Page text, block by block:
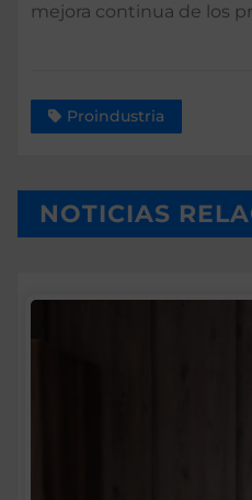
mejora continua de los
Proindustria
NOTICIAS